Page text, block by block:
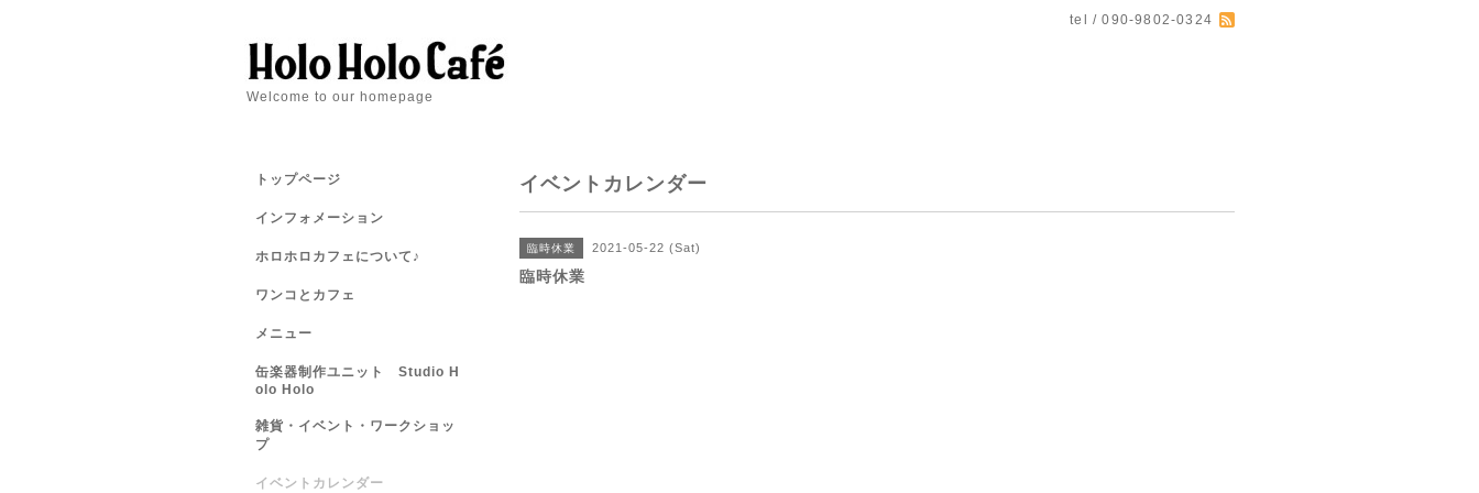
tel / 090-9802-0324
Welcome to our homepage
イベントカレンダー
臨時休業 2021-05-22 (Sat)
臨時休業
トップページ
インフォメーション
ホロホロカフェについて♪
ワンコとカフェ
メニュー
缶楽器制作ユニット Studio H
olo Holo
雑貨・イベント・ワークショッ
プ
イベントカレンダー